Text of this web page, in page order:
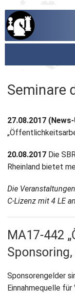
Spielbetrieb
Meistertafel
Fotos
Service
Newsletter
Kontakt
Impressum
Seminare
27.08.2017
20.08.2017 Die
Rheinland bietet
Die
C-Lizenz mit 4 LE
MA17-442
Sponsorengelder
Einnahmequelle